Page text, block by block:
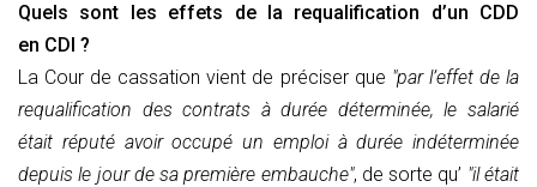
Quels sont les effets de la requalification d’un CDD
en CDI ?
La Cour de cassation vient de préciser que "par l’effet de la
requalification des contrats à durée déterminée, le salarié
était réputé avoir occupé un emploi à durée indéterminée
depuis le jour de sa première embauche", de sorte qu’ "il était